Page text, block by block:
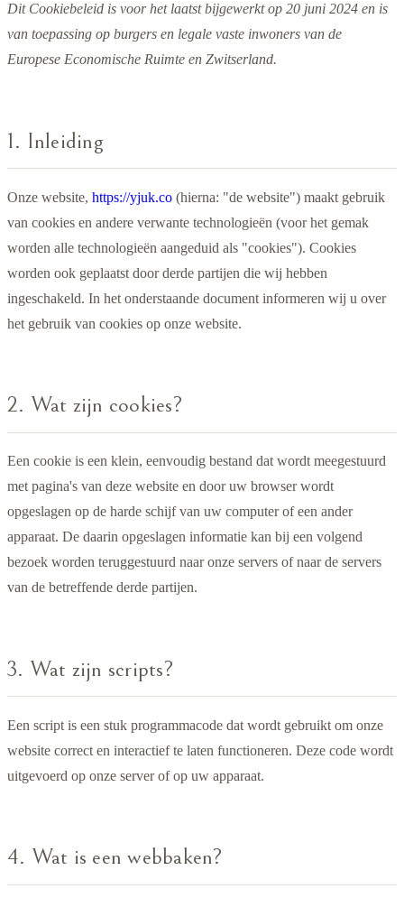
Dit Cookiebeleid is voor het laatst bijgewerkt op 20 juni 2024 en is
van toepassing op burgers en legale vaste inwoners van de
Europese Economische Ruimte en Zwitserland.
1. Inleiding
Onze website, https://yjuk.co (hierna: "de website") maakt gebruik
van cookies en andere verwante technologieën (voor het gemak
worden alle technologieën aangeduid als "cookies"). Cookies
worden ook geplaatst door derde partijen die wij hebben
ingeschakeld. In het onderstaande document informeren wij u over
het gebruik van cookies op onze website.
2. Wat zijn cookies?
Een cookie is een klein, eenvoudig bestand dat wordt meegestuurd
met pagina's van deze website en door uw browser wordt
opgeslagen op de harde schijf van uw computer of een ander
apparaat. De daarin opgeslagen informatie kan bij een volgend
bezoek worden teruggestuurd naar onze servers of naar de servers
van de betreffende derde partijen.
3. Wat zijn scripts?
Een script is een stuk programmacode dat wordt gebruikt om onze
website correct en interactief te laten functioneren. Deze code wordt
uitgevoerd op onze server of op uw apparaat.
4. Wat is een webbaken?